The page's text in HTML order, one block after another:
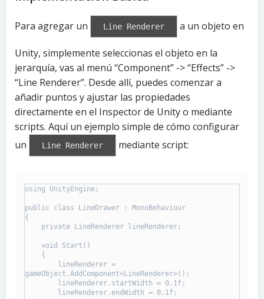
Para agregar un Line Renderer a un objeto en
Unity, simplemente seleccionas el objeto en la
jerarquía, vas al menú “Component” -> “Effects” ->
“Line Renderer”. Desde allí, puedes comenzar a
añadir puntos y ajustar las propiedades
directamente en el Inspector de Unity o mediante
scripts. Aquí un ejemplo simple de cómo configurar
un
Line Renderer mediante script:
using UnityEngine;
public class LineDrawer : MonoBehaviour
{
gameObject.AddComponent<LineRenderer>();